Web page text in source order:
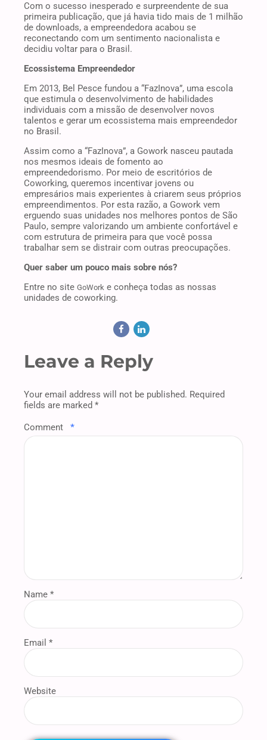
Com o sucesso inesperado e surpreendente de sua
primeira publicação, que já havia tido mais de 1 milhão
de downloads, a empreendedora acabou se
reconectando com um sentimento nacionalista e
decidiu voltar para o Brasil.
Ecossistema Empreendedor
Em 2013, Bel Pesce fundou a “FazInova”, uma escola
que estimula o desenvolvimento de habilidades
individuais com a missão de desenvolver novos
talentos e gerar um ecossistema mais empreendedor
no Brasil.
Assim como a “FazInova”, a Gowork nasceu pautada
nos mesmos ideais de fomento ao
empreendedorismo. Por meio de escritórios de
Coworking, queremos incentivar jovens ou
empresários mais experientes à criarem seus próprios
empreendimentos. Por esta razão, a Gowork vem
erguendo suas unidades nos melhores pontos de São
Paulo, sempre valorizando um ambiente confortável e
com estrutura de primeira para que você possa
trabalhar sem se distrair com outras preocupações.
Quer saber um pouco mais sobre nós?
Entre no site GoWork e conheça todas as nossas
unidades de coworking.
Leave a Reply
Your email address will not be published. Required
fields are marked *
Comment *
Name *
Email *
Website